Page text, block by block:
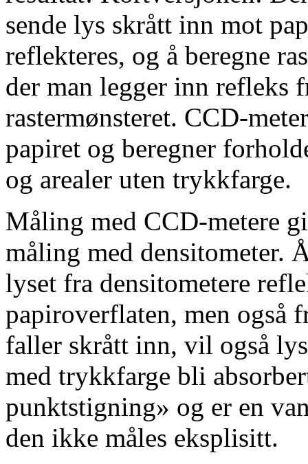
sende lys skrått inn mot
reflekteres, og å beregne
der man legger inn refleks
rastermønsteret. CCD-
papiret og beregner
og arealer uten trykkfarge.
Måling med CCD-metere
måling med densitometer.
lyset fra densitometere
papiroverflaten, men også
faller skrått inn, vil også
med trykkfarge bli
punktstigning» og er en
den ikke måles eksplisitt.